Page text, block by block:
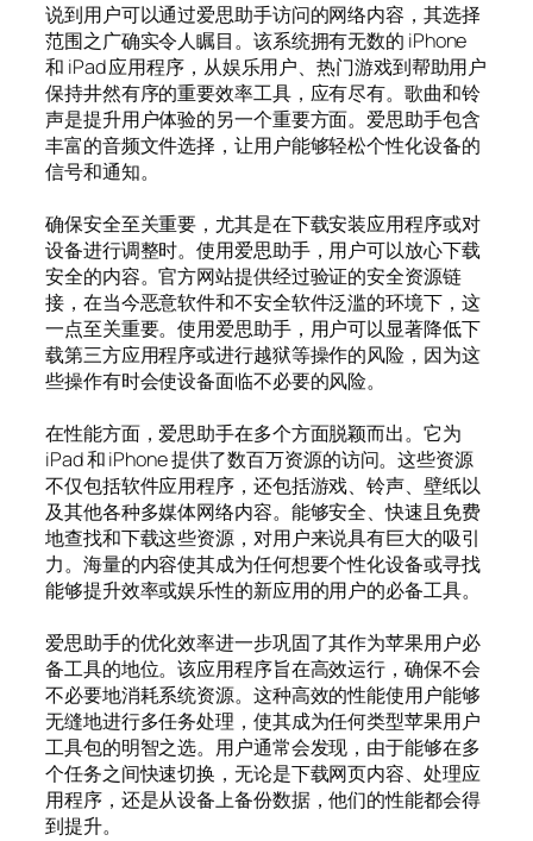
说到用户可以通过爱思助手访问的网络内容，其选择
范围之广确实令人瞩目。该系统拥有无数的 iPhone
和 iPad 应用程序，从娱乐用户、热门游戏到帮助用户
保持井然有序的重要效率工具，应有尽有。歌曲和铃
声是提升用户体验的另一个重要方面。爱思助手包含
丰富的音频文件选择，让用户能够轻松个性化设备的
信号和通知。
确保安全至关重要，尤其是在下载安装应用程序或对
设备进行调整时。使用爱思助手，用户可以放心下载
安全的内容。官方网站提供经过验证的安全资源链
接，在当今恶意软件和不安全软件泛滥的环境下，这
一点至关重要。使用爱思助手，用户可以显著降低下
载第三方应用程序或进行越狱等操作的风险，因为这
些操作有时会使设备面临不必要的风险。
在性能方面，爱思助手在多个方面脱颖而出。它为
iPad 和 iPhone 提供了数百万资源的访问。这些资源
不仅包括软件应用程序，还包括游戏、铃声、壁纸以
及其他各种多媒体网络内容。能够安全、快速且免费
地查找和下载这些资源，对用户来说具有巨大的吸引
力。海量的内容使其成为任何想要个性化设备或寻找
能够提升效率或娱乐性的新应用的用户的必备工具。
爱思助手的优化效率进一步巩固了其作为苹果用户必
备工具的地位。该应用程序旨在高效运行，确保不会
不必要地消耗系统资源。这种高效的性能使用户能够
无缝地进行多任务处理，使其成为任何类型苹果用户
工具包的明智之选。用户通常会发现，由于能够在多
个任务之间快速切换，无论是下载网页内容、处理应
用程序，还是从设备上备份数据，他们的性能都会得
到提升。